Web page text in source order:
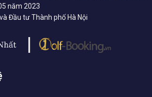
năm 2023
Đầu tư Thành phố Hà Nội